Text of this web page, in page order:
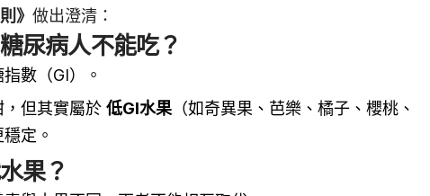
》 做出澄清：
尿病人不能吃？
數（GI）。
但其實屬於 低GI水果（如奇異果、芭樂、橘子、櫻桃、
定。
果？